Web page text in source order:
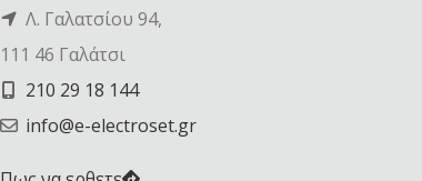
Λ. Γαλατσίου 94,
111 46 Γαλάτσι
210 29 18 144
info@e-electroset.gr